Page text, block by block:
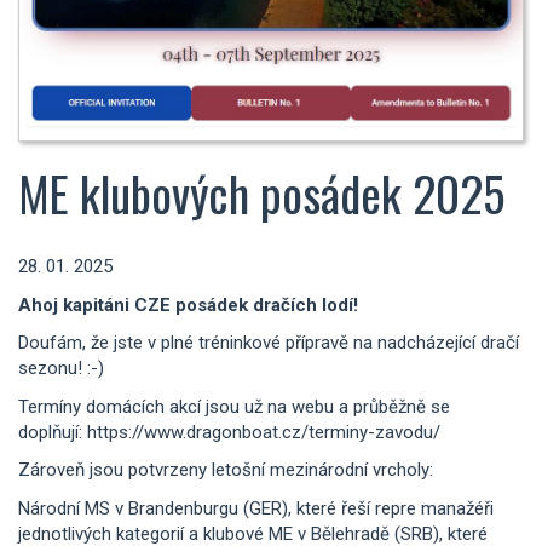
ME klubových posádek 2025
28. 01. 2025
Ahoj kapitáni CZE posádek dračích lodí!
Doufám, že jste v plné tréninkové přípravě na nadcházející dračí
sezonu! :-)
Termíny domácích akcí jsou už na webu a průběžně se
doplňují: https://www.dragonboat.cz/terminy-zavodu/
Zároveň jsou potvrzeny letošní mezinárodní vrcholy:
Národní MS v Brandenburgu (GER), které řeší repre manažéři
jednotlivých kategorií a klubové ME v Bělehradě (SRB), které